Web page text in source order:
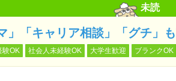
未読
」「キャリア相談」「グチ」
験OK 社会人未経験OK 大学生歓迎 ブランクOK